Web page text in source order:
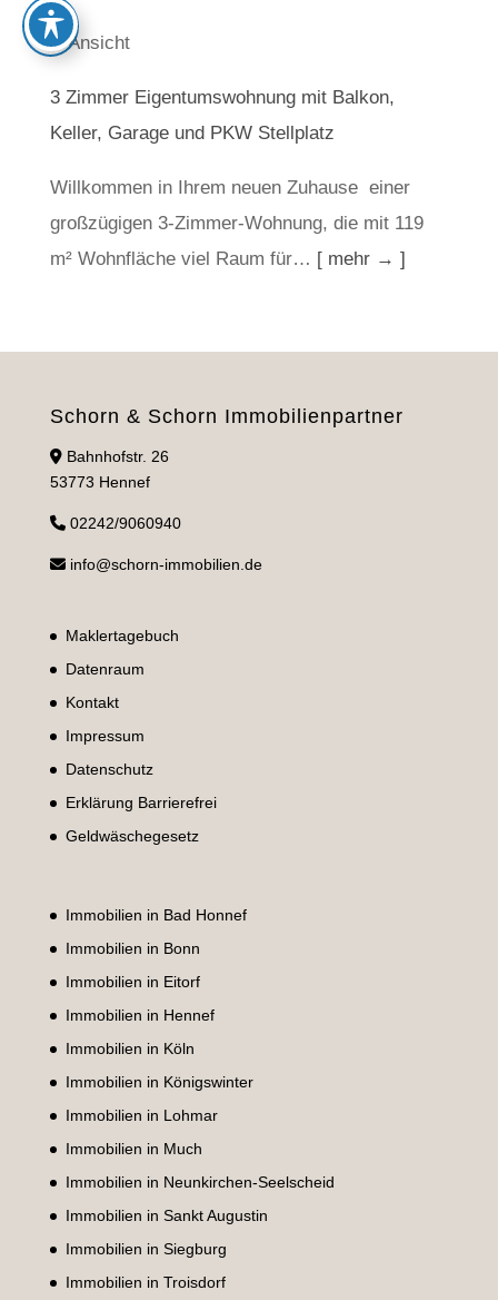
3 Zimmer Eigentumswohnung mit Balkon,
Keller, Garage und PKW Stellplatz
Willkommen in Ihrem neuen Zuhause  einer
großzügigen 3-Zimmer-Wohnung, die mit 119
m² Wohnfläche viel Raum für… [ mehr → ]
Schorn & Schorn Immobilienpartner
Bahnhofstr. 26
53773 Hennef
02242/9060940
info@schorn-immobilien.de
Maklertagebuch
Datenraum
Kontakt
Impressum
Datenschutz
Erklärung Barrierefrei
Geldwäschegesetz
Immobilien in Bad Honnef
Immobilien in Bonn
Immobilien in Eitorf
Immobilien in Hennef
Immobilien in Köln
Immobilien in Königswinter
Immobilien in Lohmar
Immobilien in Much
Immobilien in Neunkirchen-Seelscheid
Immobilien in Sankt Augustin
Immobilien in Siegburg
Immobilien in Troisdorf